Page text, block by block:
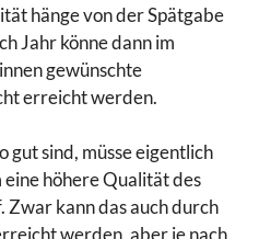
hänge von der Spätgabe
Jahr könne dann im
gewünschte
erreicht werden.
gut sind, müsse eigentlich
höhere Qualität des
Zwar kann das auch durch
werden, aber je nach